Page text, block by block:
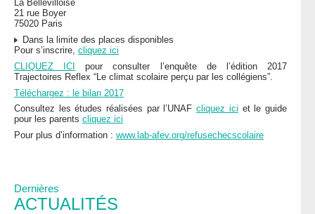
Dernières
ACTUALITÉS
La Bellevilloise
21 rue Boyer
75020 Paris
Dans la limite des places disponibles
Pour s’inscrire, cliquez ici
CLIQUEZ ICI
pour consulter l’enquête de l’édition 2017
Trajectoires Reflex “Le climat scolaire perçu par les collégiens”.
Téléchargez : le bilan 2017
Consultez les études réalisées par l’UNAFcliquez ici et le guide
pour les parents cliquez ici
Pour plus d’information : www.lab-afev.org/refusechecscolaire